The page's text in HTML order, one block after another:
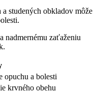
a studených obkladov môže
nadmernému zaťaženiu
opuchu a bolesti
krvného obehu